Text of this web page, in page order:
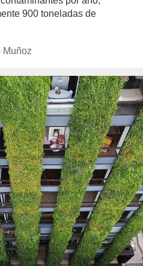
900 toneladas de
author/laura-
Muñoz